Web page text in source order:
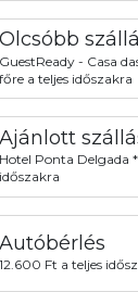
Olcsóbb
GuestReady - Casa
főre a teljes időszakra
Ajánlott
Hotel Ponta Delgada
időszakra
Autóbérlés
12.600 Ft a teljes